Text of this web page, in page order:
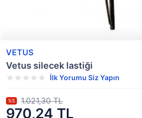
VETUS
Vetus silecek lastiği
İlk Yorumu Siz Yapın
970,24 TL
%5 1.021,30 TL